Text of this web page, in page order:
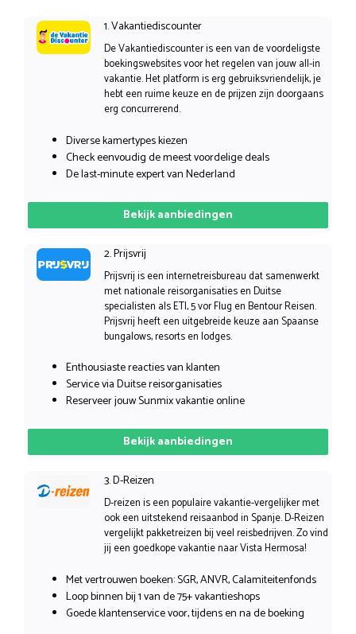
1. Vakantiediscounter
De Vakantiediscounter is een van de voordeligste
boekingswebsites voor het regelen van jouw all-in
vakantie. Het platform is erg gebruiksvriendelijk, je
hebt een ruime keuze en de prijzen zijn doorgaans
erg concurrerend.
Diverse kamertypes kiezen
Check eenvoudig de meest voordelige deals
De last-minute expert van Nederland
Bekijk aanbiedingen
2. Prijsvrij
Prijsvrij is een internetreisbureau dat samenwerkt
met nationale reisorganisaties en Duitse
specialisten als ETI, 5 vor Flug en Bentour Reisen.
Prijsvrij heeft een uitgebreide keuze aan Spaanse
bungalows, resorts en lodges.
Enthousiaste reacties van klanten
Service via Duitse reisorganisaties
Reserveer jouw Sunmix vakantie online
Bekijk aanbiedingen
3. D-Reizen
D-reizen is een populaire vakantie-vergelijker met
ook een uitstekend reisaanbod in Spanje. D-Reizen
vergelijkt pakketreizen bij veel reisbedrijven. Zo vind
jij een goedkope vakantie naar Vista Hermosa!
Met vertrouwen boeken: SGR, ANVR, Calamiteitenfonds
Loop binnen bij 1 van de 75+ vakantieshops
Goede klantenservice voor, tijdens en na de boeking